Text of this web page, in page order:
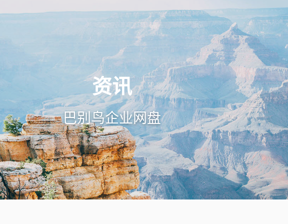
资讯
巴别鸟企业网盘